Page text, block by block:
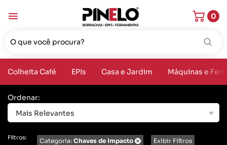
0
Colheita Café EPIs Casa e Jardim Máquinas e
Ordenar:
Mais Relevantes
Filtros: Categoria: Chaves de Impacto Exibir Filtros